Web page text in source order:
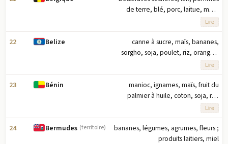
de terre, blé, porc, laitue, maïs,
poulet, orge, poires (2023) note : dix
principaux produits agricoles en
fonction du tonnage
Lire
22 Belize
canne à sucre, maïs, bananes,
sorgho, soja, poulet, riz, oranges,
fruits, plantains (2023) remarque : dix
principaux produits agricoles basés
sur le tonnage
Lire
23 Bénin
manioc, ignames, maïs, fruit du
palmier à huile, coton, soja, riz,
ananas, tomates, piments (2023)
note : dix premiers produits agricoles
selon le tonnage
Lire
24 Bermudes (territoire)
bananes, légumes, agrumes, fleurs ;
produits laitiers, miel